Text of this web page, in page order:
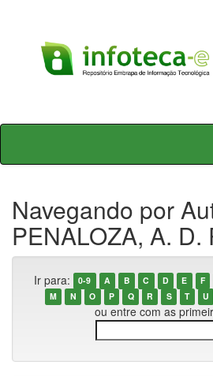
Skip
Navegando por
PENALOZA, A. D.
Ir para: 0-9 A B C D E F
M
N O P Q R S T U
ou entre com as